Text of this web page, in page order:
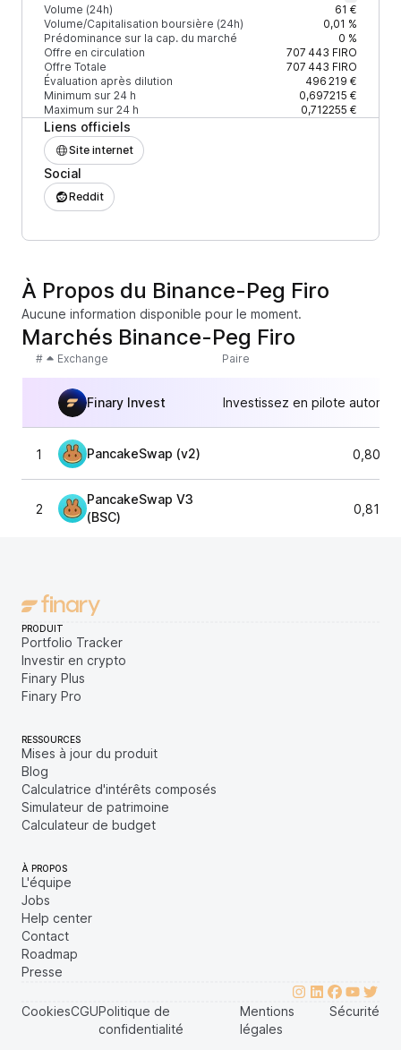
Volume (24h)
61 €
Volume/Capitalisation boursière (24h)
0,01 %
Prédominance sur la cap. du marché
0 %
Offre en circulation
707 443 FIRO
Offre Totale
707 443 FIRO
Évaluation après dilution
496 219 €
Minimum sur 24 h
0,697215 €
Maximum sur 24 h
0,712255 €
Liens officiels
Site internet
Social
Reddit
À Propos du Binance-Peg Firo
Aucune information disponible pour le moment.
Marchés Binance-Peg Firo
# Exchange Paire
Finary Invest Investissez en pilote
1 PancakeSwap (v2)
2
PancakeSwap V3
(BSC)
PRODUIT
Portfolio Tracker
Investir en crypto
Finary Plus
Finary Pro
RESSOURCES
Mises à jour du produit
Blog
Calculatrice d'intérêts composés
Simulateur de patrimoine
Calculateur de budget
À PROPOS
L'équipe
Jobs
Help center
Contact
Roadmap
Presse
CookiesCGUPolitique de
confidentialité
Mentions
légales
Sécurité